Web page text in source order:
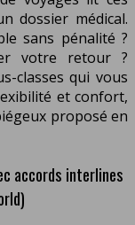
dossier médical.
sans pénalité ?
votre retour ?
classes qui vous
et confort,
proposé en
accords interlines